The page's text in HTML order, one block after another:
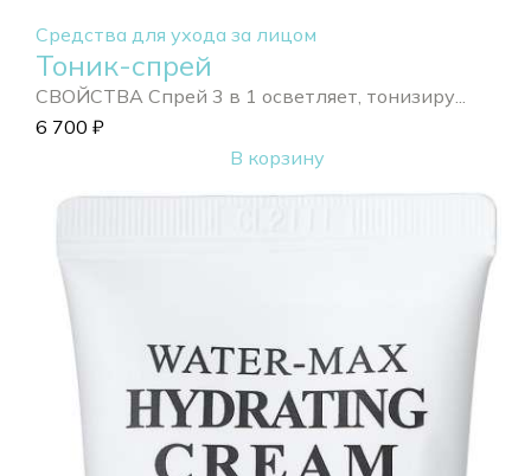
Средства для ухода за лицом
Тоник-спрей
СВОЙСТВА Спрей 3 в 1 осветляет, тонизиру...
6 700 ₽
В корзину